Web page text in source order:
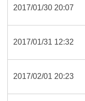
2017/01/30 20:07
2017/01/31 12:32
2017/02/01 20:23